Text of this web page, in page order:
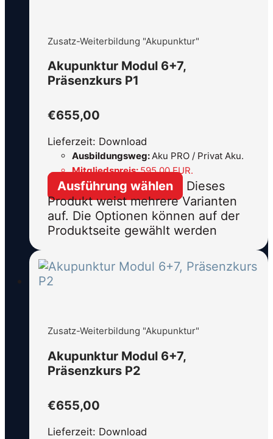
Zusatz-Weiterbildung "Akupunktur"
Akupunktur Modul 6+7,
Präsenzkurs P1
€655,00
Lieferzeit: Download
Ausbildungsweg:Aku PRO / Privat Aku.
Mitgliedspreis:595,00 EUR.
Ausführung wählen
Dieses
Produkt weist mehrere Varianten
auf. Die Optionen können auf der
Produktseite gewählt werden
Zusatz-Weiterbildung "Akupunktur"
Akupunktur Modul 6+7,
Präsenzkurs P2
€655,00
Lieferzeit: Download